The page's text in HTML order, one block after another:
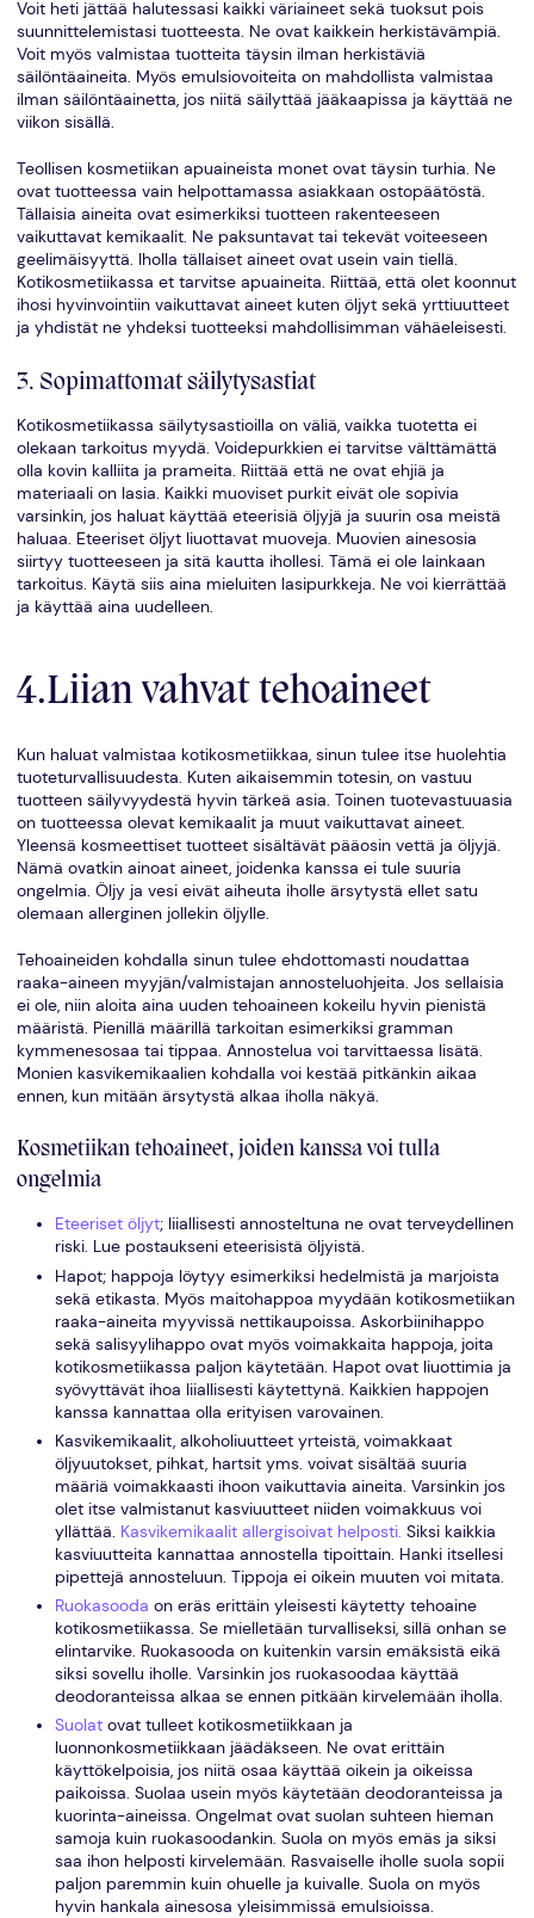
Voit heti jättää halutessasi kaikki väriaineet sekä tuoksut pois
suunnittelemistasi tuotteesta. Ne ovat kaikkein herkistävämpiä.
Voit myös valmistaa tuotteita täysin ilman herkistäviä
säilöntäaineita. Myös emulsiovoiteita on mahdollista valmistaa
ilman säilöntäainetta, jos niitä säilyttää jääkaapissa ja käyttää ne
viikon sisällä.
Teollisen kosmetiikan apuaineista monet ovat täysin turhia. Ne
ovat tuotteessa vain helpottamassa asiakkaan ostopäätöstä.
Tällaisia aineita ovat esimerkiksi tuotteen rakenteeseen
vaikuttavat kemikaalit. Ne paksuntavat tai tekevät voiteeseen
geelimäisyyttä. Iholla tällaiset aineet ovat usein vain tiellä.
Kotikosmetiikassa et tarvitse apuaineita. Riittää, että olet koonnut
ihosi hyvinvointiin vaikuttavat aineet kuten öljyt sekä yrttiuutteet
ja yhdistät ne yhdeksi tuotteeksi mahdollisimman vähäeleisesti.
3. Sopimattomat säilytysastiat
Kotikosmetiikassa säilytysastioilla on väliä, vaikka tuotetta ei
olekaan tarkoitus myydä. Voidepurkkien ei tarvitse välttämättä
olla kovin kalliita ja prameita. Riittää että ne ovat ehjiä ja
materiaali on lasia. Kaikki muoviset purkit eivät ole sopivia
varsinkin, jos haluat käyttää eteerisiä öljyjä ja suurin osa meistä
haluaa. Eteeriset öljyt liuottavat muoveja. Muovien ainesosia
siirtyy tuotteeseen ja sitä kautta ihollesi. Tämä ei ole lainkaan
tarkoitus. Käytä siis aina mieluiten lasipurkkeja. Ne voi kierrättää
ja käyttää aina uudelleen.
4.Liian vahvat tehoaineet
Kun haluat valmistaa kotikosmetiikkaa, sinun tulee itse huolehtia
tuoteturvallisuudesta. Kuten aikaisemmin totesin, on vastuu
tuotteen säilyvyydestä hyvin tärkeä asia. Toinen tuotevastuuasia
on tuotteessa olevat kemikaalit ja muut vaikuttavat aineet.
Yleensä kosmeettiset tuotteet sisältävät pääosin vettä ja öljyjä.
Nämä ovatkin ainoat aineet, joidenka kanssa ei tule suuria
ongelmia. Öljy ja vesi eivät aiheuta iholle ärsytystä ellet satu
olemaan allerginen jollekin öljylle.
Tehoaineiden kohdalla sinun tulee ehdottomasti noudattaa
raaka-aineen myyjän/valmistajan annosteluohjeita. Jos sellaisia
ei ole, niin aloita aina uuden tehoaineen kokeilu hyvin pienistä
määristä. Pienillä määrillä tarkoitan esimerkiksi gramman
kymmenesosaa tai tippaa. Annostelua voi tarvittaessa lisätä.
Monien kasvikemikaalien kohdalla voi kestää pitkänkin aikaa
ennen, kun mitään ärsytystä alkaa iholla näkyä.
Kosmetiikan tehoaineet, joiden kanssa voi tulla
ongelmia
Eteeriset öljyt; liiallisesti annosteltuna ne ovat terveydellinen
riski. Lue postaukseni eteerisistä öljyistä.
Hapot; happoja löytyy esimerkiksi hedelmistä ja marjoista
sekä etikasta. Myös maitohappoa myydään kotikosmetiikan
raaka-aineita myyvissä nettikaupoissa. Askorbiinihappo
sekä salisyylihappo ovat myös voimakkaita happoja, joita
kotikosmetiikassa paljon käytetään. Hapot ovat liuottimia ja
syövyttävät ihoa liiallisesti käytettynä. Kaikkien happojen
kanssa kannattaa olla erityisen varovainen.
Kasvikemikaalit, alkoholiuutteet yrteistä, voimakkaat
öljyuutokset, pihkat, hartsit yms. voivat sisältää suuria
määriä voimakkaasti ihoon vaikuttavia aineita. Varsinkin jos
olet itse valmistanut kasviuutteet niiden voimakkuus voi
yllättää. Kasvikemikaalit allergisoivat helposti. Siksi kaikkia
kasviuutteita kannattaa annostella tipoittain. Hanki itsellesi
pipettejä annosteluun. Tippoja ei oikein muuten voi mitata.
Ruokasooda on eräs erittäin yleisesti käytetty tehoaine
kotikosmetiikassa. Se mielletään turvalliseksi, sillä onhan se
elintarvike. Ruokasooda on kuitenkin varsin emäksistä eikä
siksi sovellu iholle. Varsinkin jos ruokasoodaa käyttää
deodoranteissa alkaa se ennen pitkään kirvelemään iholla.
Suolatovat tulleet kotikosmetiikkaan ja
luonnonkosmetiikkaan jäädäkseen. Ne ovat erittäin
käyttökelpoisia, jos niitä osaa käyttää oikein ja oikeissa
paikoissa. Suolaa usein myös käytetään deodoranteissa ja
kuorinta-aineissa. Ongelmat ovat suolan suhteen hieman
samoja kuin ruokasoodankin. Suola on myös emäs ja siksi
saa ihon helposti kirvelemään. Rasvaiselle iholle suola sopii
paljon paremmin kuin ohuelle ja kuivalle. Suola on myös
hyvin hankala ainesosa yleisimmissä emulsioissa.